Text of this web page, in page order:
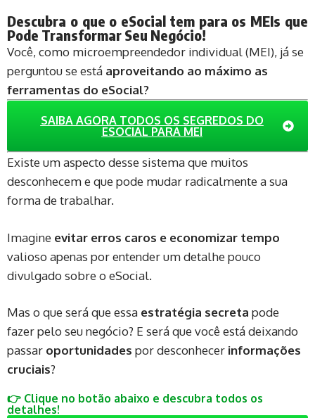
Descubra o que o eSocial tem para os MEIs que
Pode Transformar Seu Negócio!
Você, como microempreendedor individual (MEI), já se
perguntou se está aproveitando ao máximo as
ferramentas do eSocial?
SAIBA AGORA TODOS OS SEGREDOS DO
ESOCIAL PARA MEI
Existe um aspecto desse sistema que muitos
desconhecem e que pode mudar radicalmente a sua
forma de trabalhar.
Imagine evitar erros caros e economizar tempo
valioso apenas por entender um detalhe pouco
divulgado sobre o eSocial.
Mas o que será que essa estratégia secreta pode
fazer pelo seu negócio? E será que você está deixando
passar oportunidades por desconhecer informações
cruciais?
👉 Clique no botão abaixo e descubra todos os
detalhes!